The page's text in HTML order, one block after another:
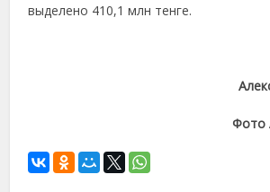
выделено 410,1 млн тенге.
Фото